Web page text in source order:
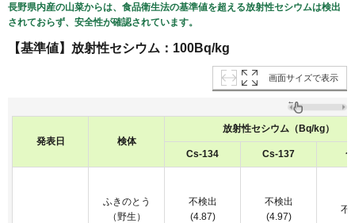
長野県内産の山菜からは、食品衛生法の基準値を超える放射性セシウムは検出
されておらず、安全性が確認されています。
【基準値】放射性セシウム：100Bq/kg
画面サイズで表示
発表日 検体
放射性セシウム（Bq/kg）
Cs-134 Cs-137
ふきのとう
（野生）
不検出
(4.87)
不検出
(4.97)
不